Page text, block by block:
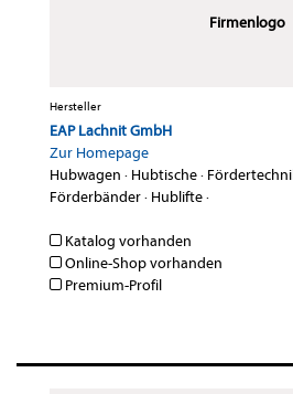
Firmenlogo
Hersteller
EAP Lachnit GmbH
Zur Homepage
Hubwagen · Hubtische·
Förderbänder· Hublifte·
Katalog vorhanden
Online-Shop vorhanden
Premium-Profil